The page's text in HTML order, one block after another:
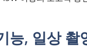
능, 일상 촬